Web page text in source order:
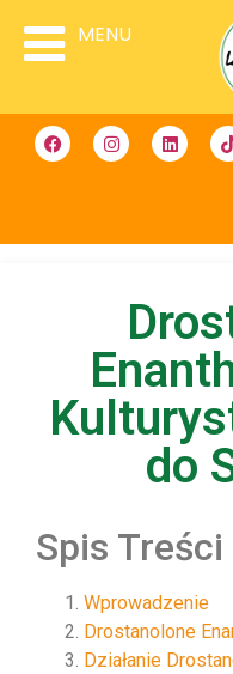
do
Spis Treści
Wprowadzenie
Drostanolone
Działanie
MENU